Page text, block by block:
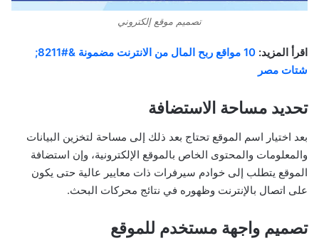
تصميم موقع إلكتروني
اقرأ المزيد:
10 مواقع ربح المال من الانترنت مضمونة &#8211;
شتات مصر
تحديد مساحة الاستضافة
بعد اختيار اسم الموقع تحتاج بعد ذلك إلى مساحة لتخزين البيانات
والمعلومات والمحتوى الخاص بالموقع الإلكترونية، وإن استضافة
الموقع يتطلب إلى خوادم سيرفرات ذات معايير عالية حتى يكون
على اتصال بالإنترنت وظهوره في نتائج محركات البحث.
تصميم واجهة مستخدم للموقع